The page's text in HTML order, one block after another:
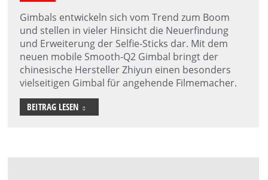
Gimbals entwickeln sich vom Trend zum Boom
und stellen in vieler Hinsicht die Neuerfindung
und Erweiterung der Selfie-Sticks dar. Mit dem
neuen mobile Smooth-Q2 Gimbal bringt der
chinesische Hersteller Zhiyun einen besonders
vielseitigen Gimbal für angehende Filmemacher.
BEITRAG LESEN